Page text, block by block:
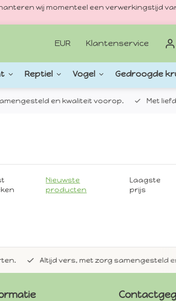
wij momenteel een verwerkingstijd van
EUR Klantenservice
Reptiel Vogel Gedroogde
en kwaliteit voorop. Met
Nieuwste
producten
Laagste
prijs
Altijd vers, met zorg samengesteld en